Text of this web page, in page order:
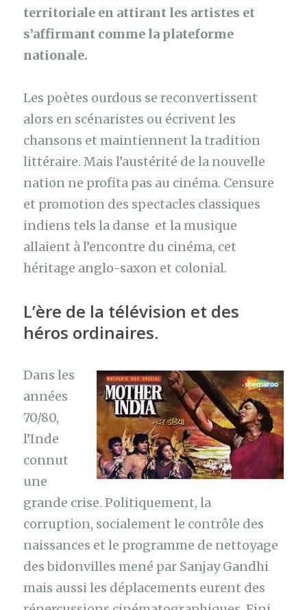
territoriale en attirant les artistes et
s’affirmant comme la plateforme
nationale.
Les poètes ourdous se reconvertissent
alors en scénaristes ou écrivent les
chansons et maintiennent la tradition
littéraire. Mais l’austérité de la nouvelle
nation ne profita pas au cinéma. Censure
et promotion des spectacles classiques
indiens tels la danse et la musique
allaient à l’encontre du cinéma, cet
héritage anglo-saxon et colonial.
L’ère de la télévision et des
héros ordinaires.
Dans les
années
70/80,
l’Inde
connut
une
grande crise. Politiquement, la
corruption, socialement le contrôle des
naissances et le programme de nettoyage
des bidonvilles mené par Sanjay Gandhi
mais aussi les déplacements eurent des